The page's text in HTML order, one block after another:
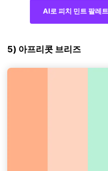
AI로 피치 민트 팔레
5) 아프리콧 브리즈